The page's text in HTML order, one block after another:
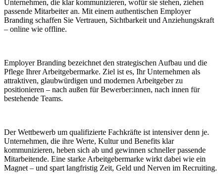
Unternehmen, die klar kommunizieren, wofür sie stehen, ziehen
passende Mitarbeiter an. Mit einem authentischen Employer
Branding schaffen Sie Vertrauen, Sichtbarkeit und Anziehungskraft
– online wie offline.
Employer Branding bezeichnet den strategischen Aufbau und die
Pflege Ihrer Arbeitgebermarke. Ziel ist es, Ihr Unternehmen als
attraktiven, glaubwürdigen und modernen Arbeitgeber zu
positionieren – nach außen für Bewerber:innen, nach innen für
bestehende Teams.
Der Wettbewerb um qualifizierte Fachkräfte ist intensiver denn je.
Unternehmen, die ihre Werte, Kultur und Benefits klar
kommunizieren, heben sich ab und gewinnen schneller passende
Mitarbeitende. Eine starke Arbeitgebermarke wirkt dabei wie ein
Magnet – und spart langfristig Zeit, Geld und Nerven im Recruiting.